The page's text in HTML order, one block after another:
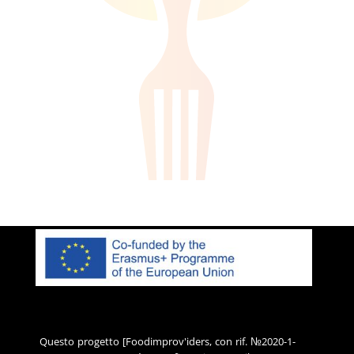
Questo progetto [Foodimprov'iders, con rif. №2020-1-